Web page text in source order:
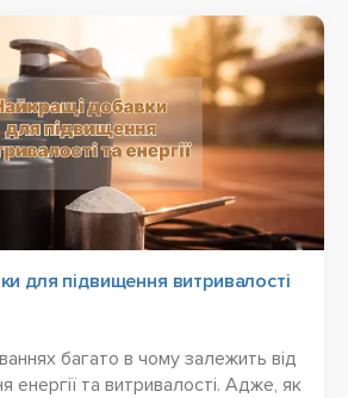
для підвищення витривалості
багато в чому залежить від
енергії та витривалості. Адже, як